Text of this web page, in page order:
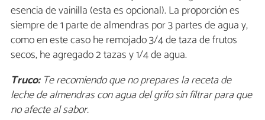
esencia de vainilla (esta es opcional). La proporción es
siempre de 1 parte de almendras por 3 partes de agua y,
como en este caso he remojado 3/4 de taza de frutos
secos, he agregado 2 tazas y 1/4 de agua.
Truco:Te recomiendo que no prepares la receta de
leche de almendras con agua del grifo sin filtrar para que
no afecte al sabor.